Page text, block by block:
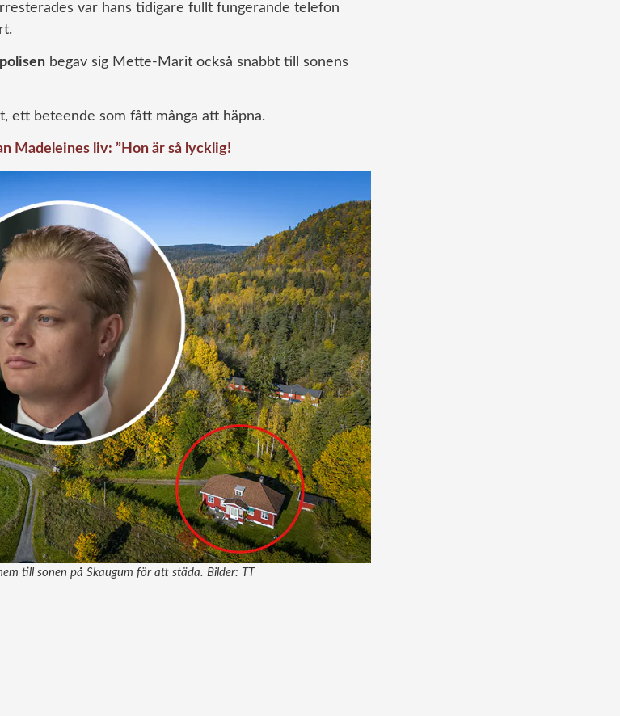
var hans tidigare fullt fungerande telefon
begav sig Mette-Marit också snabbt till sonens
ett beteende som fått många att häpna.
Madeleines liv: ”Hon är så lycklig!
till sonen på Skaugum för att städa. Bilder: TT